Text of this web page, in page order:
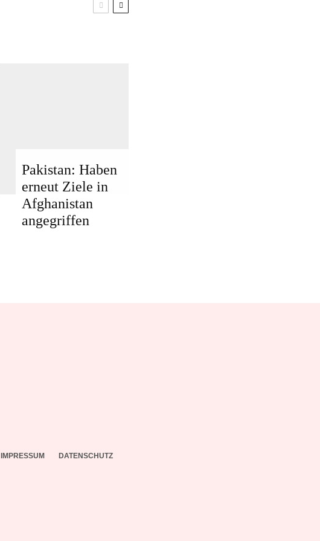
Pakistan: Haben
erneut Ziele in
Afghanistan
angegriffen
IMPRESSUM DATENSCHUTZ